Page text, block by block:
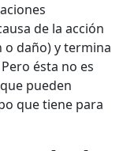
de la acción
o daño) y termina
ésta no es
pueden
que tiene para